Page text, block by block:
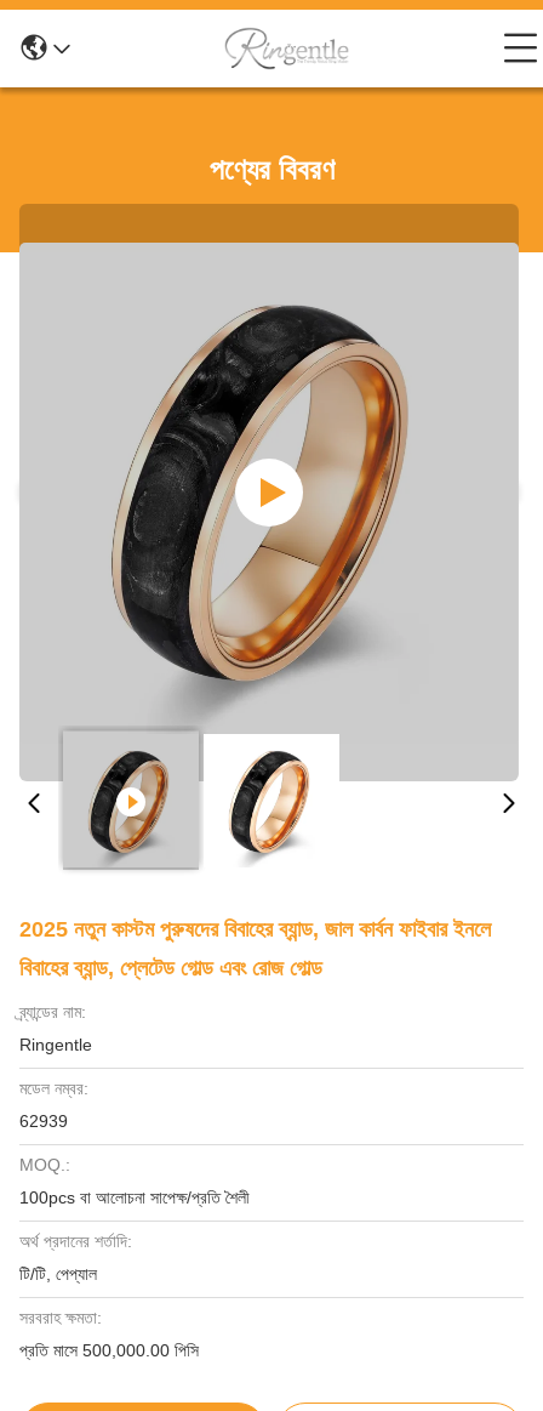
পণ্যের বিবরণ
2025 নতুন কাস্টম পুরুষদের বিবাহের ব্যান্ড, জাল কার্বন ফাইবার ইনলে
বিবাহের ব্যান্ড, প্লেটেড গোল্ড এবং রোজ গোল্ড
ব্র্যান্ডের নাম:
Ringentle
মডেল নম্বর:
62939
MOQ.:
100pcs বা আলোচনা সাপেক্ষ/প্রতি শৈলী
অর্থ প্রদানের শর্তাদি:
টি/টি, পেপ্যাল
সরবরাহ ক্ষমতা:
প্রতি মাসে 500,000.00 পিসি